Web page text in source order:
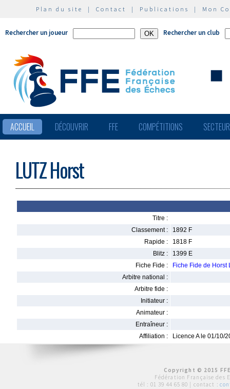
Plan du site | Contact | Publications | Mon
Rechercher un joueur Rechercher un club
ACCUEIL DÉCOUVRIR FFE COMPÉTITIONS
LUTZ Horst
Titre :
Classement :
1892 F
Rapide :
1818 F
Blitz :
1399 E
Fiche Fide :
Fiche Fide de Horst
Arbitre national :
Arbitre fide :
Initiateur :
Animateur :
Entraîneur :
Affiliation :
Licence A le 01/10/
Copyright © 2015
Fédération Française des
tél : 01 39 44 65 80 | contact :